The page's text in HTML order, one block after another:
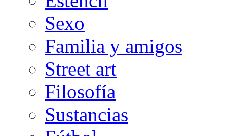
Sexo
Familia y amigos
Street art
Filosofía
Sustancias